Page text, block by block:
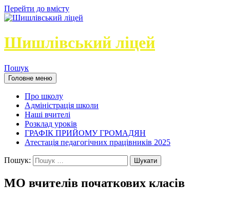
Перейти до вмісту
Шишлівський ліцей
Пошук
Головне меню
Про школу
Адміністрація школи
Наші вчителі
Розклад уроків
ГРАФІК ПРИЙОМУ ГРОМАДЯН
Атестація педагогічних працівників 2025
Пошук:
МО вчителів початкових класів